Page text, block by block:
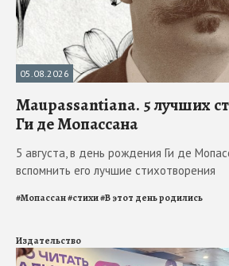
05.08.2026
Maupassantiana. 5 лучших
Ги де Мопассана
5 августа, в день рождения Ги де
вспомнить его лучшие стихотворения
#Мопассан#стихи#В этот день родились
Издательство